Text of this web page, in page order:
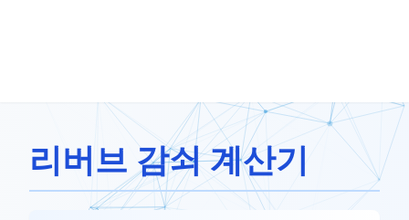
리버브 감쇠 계산기